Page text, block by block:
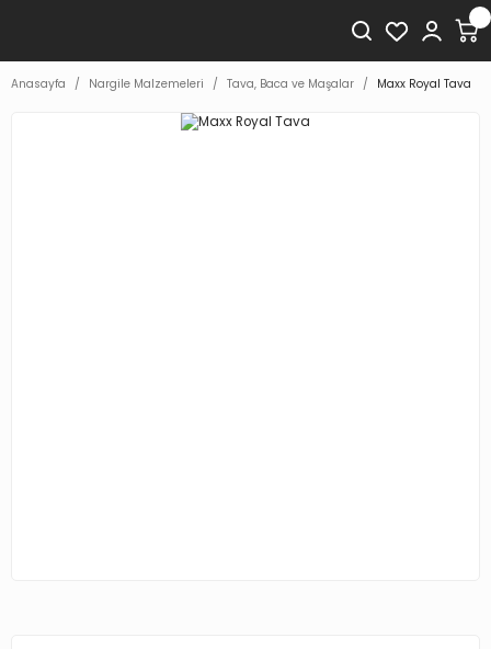
Anasayfa Nargile Malzemeleri Tava, Baca ve Maşalar Maxx Royal Tava